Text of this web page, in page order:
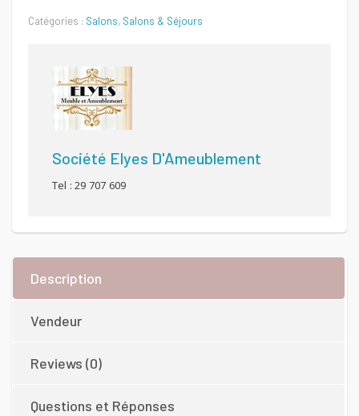
Catégories : Salons, Salons & Séjours
Société Elyes D'Ameublement
Tel : 29 707 609
Description
Vendeur
Reviews (0)
Questions et Réponses